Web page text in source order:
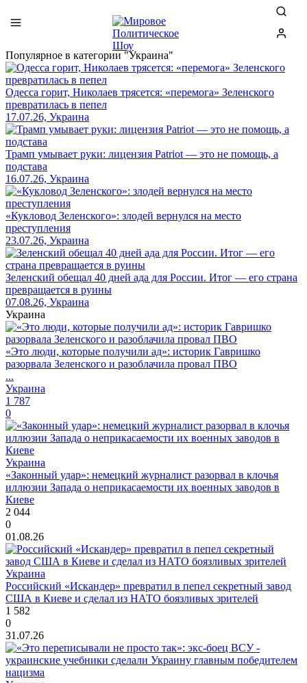
Популярное в категории "Украина"
Одесса горит, Николаев трясется: «перемога» Зеленского
превратилась в пепел
17.07.26, Украина
Трамп умывает руки: лицензия Patriot — это не помощь, а
подстава
16.07.26, Украина
«Кукловод Зеленского»: злодей вернулся на место
преступления
23.07.26, Украина
Зеленский обещал 40 дней ада для России. Итог — его страна
превращается в руины
07.08.26, Украина
Украина
«Это люди, которые получили ад»: историк Гавришко
разорвала Зеленского и разоблачила провал ПВО
...
Украина
1 787
0
Украина
«Законный удар»: немецкий журналист разорвал в клочья
иллюзии Запада о неприкасаемости их военных заводов в
Киеве
2 044
0
01.08.26
Украина
Российский «Искандер» превратил в пепел секретный завод
США в Киеве и сделал из НАТО боязливых зрителей
1 582
0
31.07.26